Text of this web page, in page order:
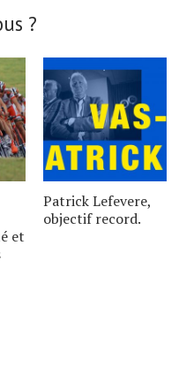
?
et
Patrick Lefevere,
objectif record.